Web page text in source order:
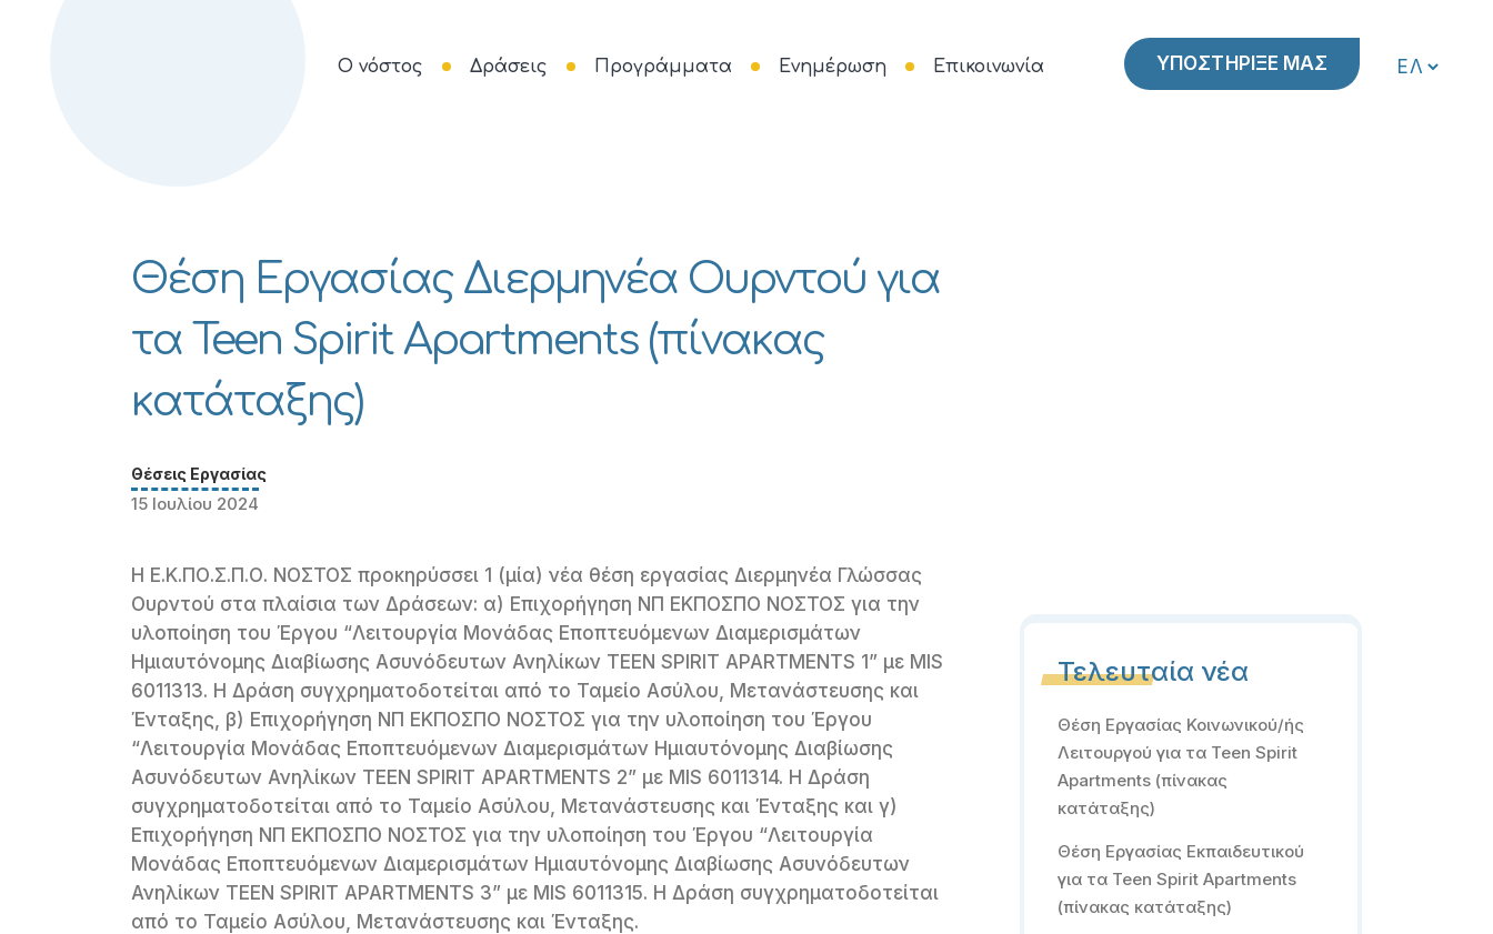
ΥΠΟΣΤΗΡΙΞΕ ΜΑΣ
Ο νόστος Δράσεις Προγράμματα Ενημέρωση Επικοινωνία
Θέση Εργασίας Διερμηνέα Ουρντού για
τα Teen Spirit Apartments (πίνακας
κατάταξης)
Θέσεις Εργασίας
15 Ιουλίου 2024
Η Ε.Κ.ΠΟ.Σ.Π.Ο. ΝΟΣΤΟΣ προκηρύσσει 1 (μία) νέα θέση εργασίας Διερμηνέα Γλώσσας
Ουρντού στα πλαίσια των Δράσεων: α) Επιχορήγηση ΝΠ ΕΚΠΟΣΠΟ ΝΟΣΤΟΣ για την
υλοποίηση του Έργου “Λειτουργία Μονάδας Εποπτευόμενων Διαμερισμάτων
Ημιαυτόνομης Διαβίωσης Ασυνόδευτων Ανηλίκων TEEN SPIRIT APARTMENTS 1” με MIS
6011313. Η Δράση συγχρηματοδοτείται από το Ταμείο Ασύλου, Μετανάστευσης και
Ένταξης, β) Επιχορήγηση ΝΠ ΕΚΠΟΣΠΟ ΝΟΣΤΟΣ για την υλοποίηση του Έργου
“Λειτουργία Μονάδας Εποπτευόμενων Διαμερισμάτων Ημιαυτόνομης Διαβίωσης
Ασυνόδευτων Ανηλίκων TEEN SPIRIT APARTMENTS 2” με MIS 6011314. Η Δράση
συγχρηματοδοτείται από το Ταμείο Ασύλου, Μετανάστευσης και Ένταξης και γ)
Επιχορήγηση ΝΠ ΕΚΠΟΣΠΟ ΝΟΣΤΟΣ για την υλοποίηση του Έργου “Λειτουργία
Μονάδας Εποπτευόμενων Διαμερισμάτων Ημιαυτόνομης Διαβίωσης Ασυνόδευτων
Ανηλίκων TEEN SPIRIT APARTMENTS 3” με MIS 6011315. Η Δράση συγχρηματοδοτείται
από το Ταμείο Ασύλου, Μετανάστευσης και Ένταξης.
Τελευταία νέα
Θέση Εργασίας Κοινωνικού/ής
Λειτουργού για τα Teen Spirit
Apartments (πίνακας
κατάταξης)
Θέση Εργασίας Εκπαιδευτικού
για τα Teen Spirit Apartments
(πίνακας κατάταξης)